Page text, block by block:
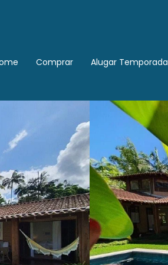
Comprar Alugar Temporada